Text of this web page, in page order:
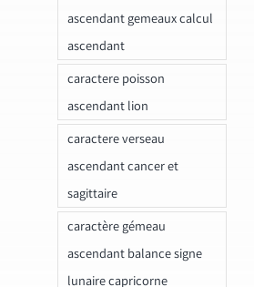
ascendant gemeaux calcul
ascendant
caractere poisson
ascendant lion
caractere verseau
ascendant cancer et
sagittaire
caractère gémeau
ascendant balance signe
lunaire capricorne